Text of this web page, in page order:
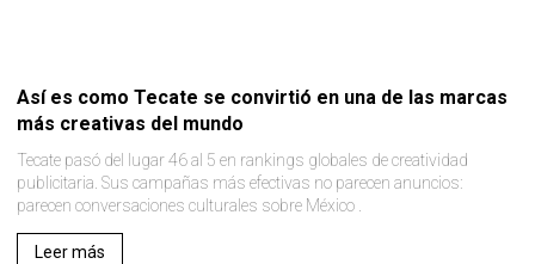
Así es como Tecate se convirtió en una de las marcas
más creativas del mundo
Tecate pasó del lugar 46 al 5 en rankings globales de creatividad
publicitaria. Sus campañas más efectivas no parecen anuncios:
parecen conversaciones culturales sobre México .
Leer más